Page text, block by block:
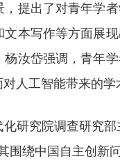
提出了对青年学
本写作等方面展
汝岱强调，青年
人工智能带来的
研究院调查研究
围绕中国自主创新